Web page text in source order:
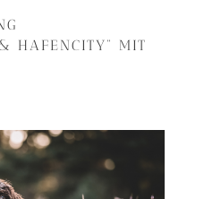
HAFENCITY“ MIT